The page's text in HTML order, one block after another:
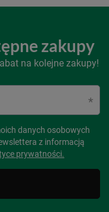
zakupy
na kolejne zakupy!
danych osobowych
z informacją
prywatności.